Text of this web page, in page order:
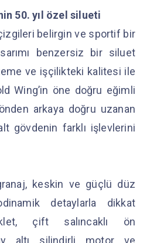
50. yıl özel silueti
belirgin ve sportif bir
benzersiz bir siluet
ve işçilikteki kalitesi ile
Wing’in öne doğru eğimli
arkaya doğru uzanan
gövdenin farklı işlevlerini
keskin ve güçlü düz
detaylarla dikkat
çift salıncaklı ön
altı silindirli motor ve